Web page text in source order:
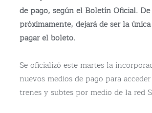
de pago, según el Boletín Oficial. De
próximamente, dejará de ser la
pagar el boleto.
Se oficializó este martes la
nuevos medios de pago para
trenes y subtes por medio de la red